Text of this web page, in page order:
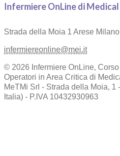
Infermiere OnLine di
Strada della Moia 1 Arese
infermiereonline@mei.it
© 2026 Infermiere OnLine,
Operatori in Area Critica di
MeTMi Srl - Strada della Moia, 1
Italia) - P.IVA 10432930963